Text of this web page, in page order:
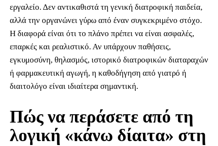
εργαλείο. Δεν αντικαθιστά τη γενική διατροφική παιδεία,
αλλά την οργανώνει γύρω από έναν συγκεκριμένο στόχο.
Η διαφορά είναι ότι το πλάνο πρέπει να είναι ασφαλές,
επαρκές και ρεαλιστικό. Αν υπάρχουν παθήσεις,
εγκυμοσύνη, θηλασμός, ιστορικό διατροφικών διαταραχών
ή φαρμακευτική αγωγή, η καθοδήγηση από γιατρό ή
διαιτολόγο είναι ιδιαίτερα σημαντική.
Πώς να περάσετε από τη
λογική «κάνω δίαιτα» στη